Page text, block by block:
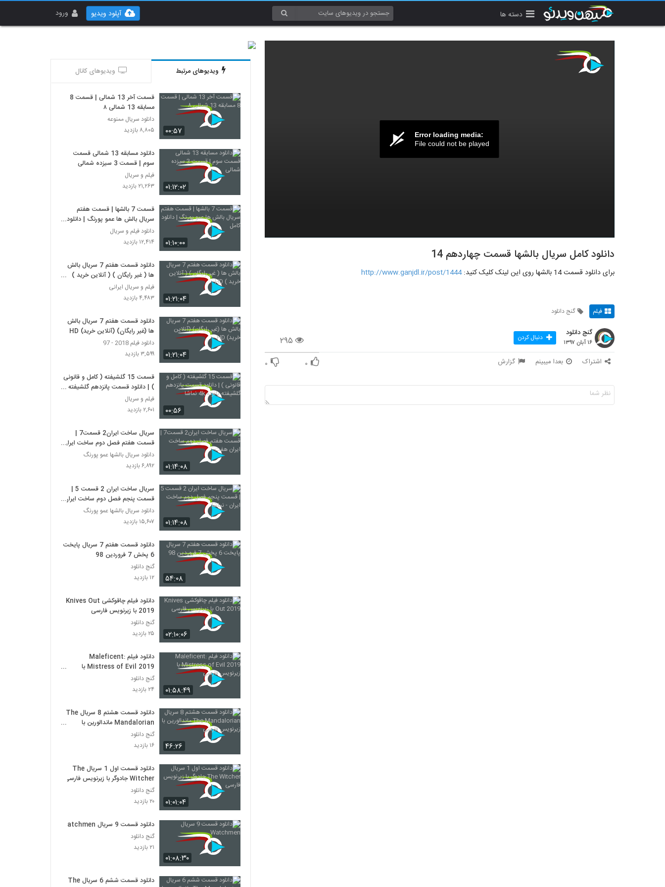
دسته ها ورود آپلود ویدیو
Error loading media:
File could not be played
دانلود کامل سریال بالشها قسمت چهاردهم 14
برای دانلود قسمت 14 بالشها روی این لینک کلیک کنید: http://www.ganjdl.ir/post/1444
فیلم گنج دانلود
۲۹۵
گنج دانلود
۱۶ آبان ۱۳۹۷ دنبال کردن
اشتراک بعدا میبینم گزارش ۰ ۰
ویدیوهای مرتبط ویدیوهای کانال
۰۰:۵۷
قسمت آخر 13 شمالی | قسمت 8
مسابقه 13 شمالی ۸
دانلود سریال ممنوعه
۸,۸۰۵ بازدید
۰۱:۱۲:۰۲
دانلود مسابقه 13 شمالی قسمت
سوم | قسمت 3 سیزده شمالی
فیلم و سریال
۲۱,۲۶۳ بازدید
۰۱:۱۰:۰۰
قسمت 7 بالشها | قسمت هفتم
سریال بالش ها عمو پورنگ | دانلود
کامل
دانلود فیلم و سریال
۱۲,۴۱۴ بازدید
۰۱:۲۱:۰۴
دانلود قسمت هفتم 7 سریال بالش
ها ( غیر رایگان ) ( آنلاین خرید )
HD
فیلم و سریال ایرانی
۴,۴۸۳ بازدید
۰۱:۲۱:۰۴
دانلود قسمت هفتم 7 سریال بالش
ها (غیر رایگان) (آنلاین خرید) HD
دانلود فیلم 2018 - 97
۳,۵۹۹ بازدید
۰۰:۵۶
قسمت 15 گلشیفته ( کامل و قانونی
) | دانلود قسمت پانزدهم گلشیفته
پانزده 4k نماشا
فیلم و سریال
۲,۶۰۱ بازدید
۰۱:۱۴:۰۸
سریال ساخت ایران2 قسمت7 |
قسمت هفتم فصل دوم ساخت ایران
هفت
دانلود سریال بالشها عمو پورنگ
۶,۸۹۲ بازدید
۰۱:۱۴:۰۸
سریال ساخت ایران 2 قسمت 5 |
قسمت پنجم فصل دوم ساخت ایران
- نماشا
دانلود سریال بالشها عمو پورنگ
۱۵,۶۰۷ بازدید
۵۴:۰۸
دانلود قسمت هفتم 7 سریال پایخت
6 پخش 7 فروردین 98
گنج دانلود
۱۲ بازدید
۰۲:۱۰:۰۶
دانلود فیلم چاقوکشی Knives Out
2019 با زیرنویس فارسی
گنج دانلود
۲۵ بازدید
۰۱:۵۸:۴۹
دانلود فیلم Maleficent:
Mistress of Evil 2019 با
زیرنویس فارسی
گنج دانلود
۲۴ بازدید
۴۶:۲۶
دانلود قسمت هشتم 8 سریال The
Mandalorian ماندالورین با
زیرنویس فارسی
گنج دانلود
۱۶ بازدید
۰۱:۰۱:۰۴
دانلود قسمت اول 1 سریال The
Witcher جادوگر با زیرنویس فارسی
گنج دانلود
۲۰ بازدید
۰۱:۰۸:۳۰
دانلود قسمت 9 سریال Watchmen
گنج دانلود
۲۱ بازدید
دانلود قسمت ششم 6 سریال The